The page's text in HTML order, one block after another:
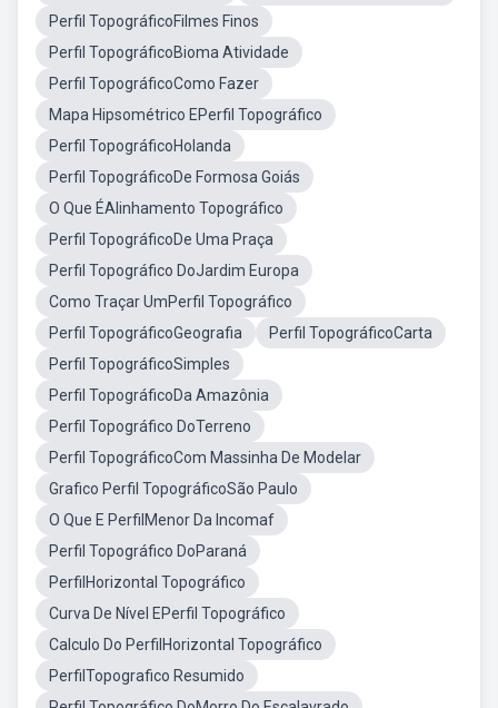
Perfil TopográficoFilmes Finos
Perfil TopográficoBioma Atividade
Perfil TopográficoComo Fazer
Mapa Hipsométrico EPerfil Topográfico
Perfil TopográficoHolanda
Perfil TopográficoDe Formosa Goiás
O Que ÉAlinhamento Topográfico
Perfil TopográficoDe Uma Praça
Perfil Topográfico DoJardim Europa
Como Traçar UmPerfil Topográfico
Perfil TopográficoGeografia
Perfil TopográficoCarta
Perfil TopográficoSimples
Perfil TopográficoDa Amazônia
Perfil Topográfico DoTerreno
Perfil TopográficoCom Massinha De Modelar
Grafico Perfil TopográficoSão Paulo
O Que E PerfilMenor Da Incomaf
Perfil Topográfico DoParaná
PerfilHorizontal Topográfico
Curva De Nível EPerfil Topográfico
Calculo Do PerfilHorizontal Topográfico
PerfilTopografico Resumido